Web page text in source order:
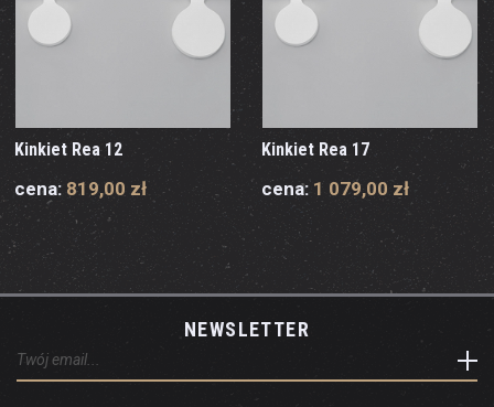
Kinkiet Rea 12
cena: 819,00 zł
Kinkiet Rea 17
cena: 1 079,00 zł
NEWSLETTER